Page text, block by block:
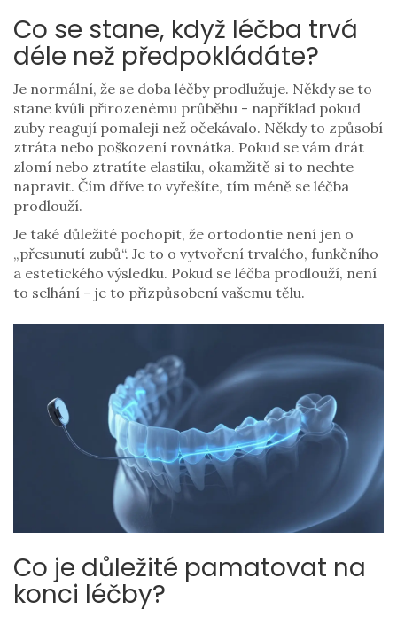
Co se stane, když léčba trvá
déle než předpokládáte?
Je normální, že se doba léčby prodlužuje. Někdy se to
stane kvůli přirozenému průběhu - například pokud
zuby reagují pomaleji než očekávalo. Někdy to způsobí
ztráta nebo poškození rovnátka. Pokud se vám drát
zlomí nebo ztratíte elastiku, okamžitě si to nechte
napravit. Čím dříve to vyřešíte, tím méně se léčba
prodlouží.
Je také důležité pochopit, že ortodontie není jen o
„přesunutí zubů“. Je to o vytvoření trvalého, funkčního
a estetického výsledku. Pokud se léčba prodlouží, není
to selhání - je to přizpůsobení vašemu tělu.
Co je důležité pamatovat na
konci léčby?